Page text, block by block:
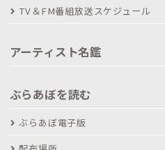
TV＆FM番組放送スケジュール
アーティスト名鑑
ぶらあぼを読む
ぶらあぼ電子版